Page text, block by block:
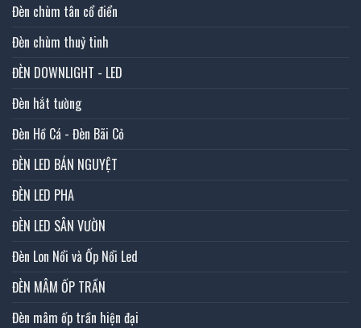
Đèn chùm tân cổ điển
Đèn chùm thuỷ tinh
ĐÈN DOWNLIGHT - LED
Đèn hắt tường
Đèn Hồ Cá - Đèn Bãi Cỏ
ĐÈN LED BÁN NGUYỆT
ĐÈN LED PHA
ĐÈN LED SÂN VƯỜN
Đèn Lon Nổi và Ốp Nổi Led
ĐÈN MÂM ỐP TRẦN
Đèn mâm ốp trần hiện đại